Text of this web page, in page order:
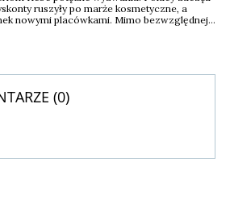
ruszyły po marże kosmetyczne, a
nowymi placówkami. Mimo bezwzględnej
(0)